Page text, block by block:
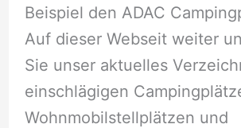
Beispiel den ADAC
Auf dieser Webseit weiter
Sie unser aktuelles
einschlägigen
Wohnmobilstellplätzen und